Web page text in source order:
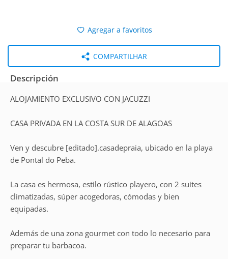
Agregar a favoritos
COMPARTILHAR
Descripción
ALOJAMIENTO EXCLUSIVO CON JACUZZI
CASA PRIVADA EN LA COSTA SUR DE ALAGOAS
Ven y descubre [editado].casadepraia, ubicado en la playa
de Pontal do Peba.
La casa es hermosa, estilo rústico playero, con 2 suites
climatizadas, súper acogedoras, cómodas y bien
equipadas.
Además de una zona gourmet con todo lo necesario para
preparar tu barbacoa.